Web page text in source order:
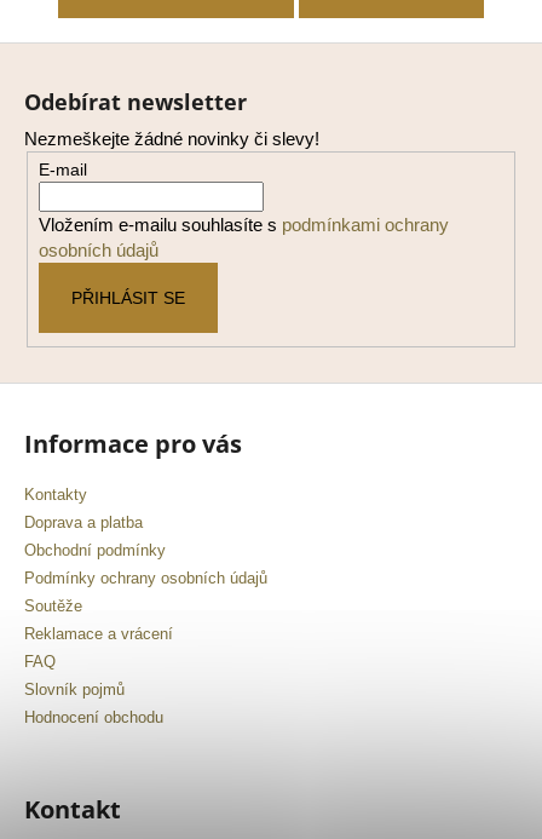
Odebírat newsletter
Nezmeškejte žádné novinky či slevy!
E-mail
Vložením e-mailu souhlasíte s podmínkami ochrany
osobních údajů
PŘIHLÁSIT SE
Informace pro vás
Kontakty
Doprava a platba
Obchodní podmínky
Podmínky ochrany osobních údajů
Soutěže
Reklamace a vrácení
FAQ
Slovník pojmů
Hodnocení obchodu
Kontakt